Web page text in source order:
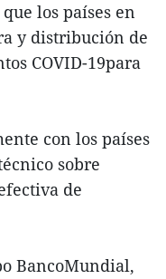
los países en
y distribución de
COVID-19para
con los países
sobre
de
BancoMundial,